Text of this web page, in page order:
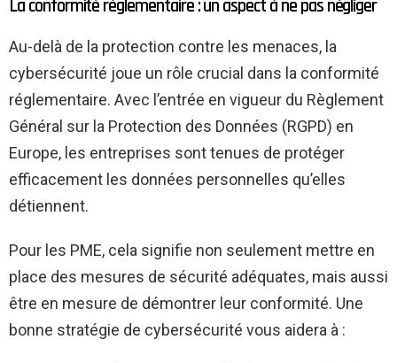
La conformité réglementaire : un aspect à ne pas négliger
Au-delà de la protection contre les menaces, la
cybersécurité joue un rôle crucial dans la conformité
réglementaire. Avec l’entrée en vigueur du Règlement
Général sur la Protection des Données (RGPD) en
Europe, les entreprises sont tenues de protéger
efficacement les données personnelles qu’elles
détiennent.
Pour les PME, cela signifie non seulement mettre en
place des mesures de sécurité adéquates, mais aussi
être en mesure de démontrer leur conformité. Une
bonne stratégie de cybersécurité vous aidera à :